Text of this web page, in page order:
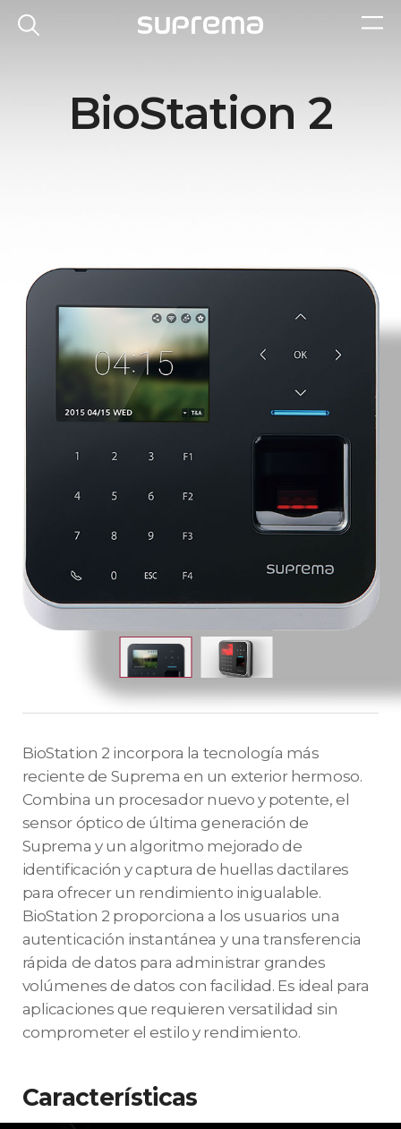
BioStation 2
BioStation 2 incorpora la tecnología más
reciente de Suprema en un exterior hermoso.
Combina un procesador nuevo y potente, el
sensor óptico de última generación de
Suprema y un algoritmo mejorado de
identificación y captura de huellas dactilares
para ofrecer un rendimiento inigualable.
BioStation 2 proporciona a los usuarios una
autenticación instantánea y una transferencia
rápida de datos para administrar grandes
volúmenes de datos con facilidad. Es ideal para
aplicaciones que requieren versatilidad sin
comprometer el estilo y rendimiento.
Características